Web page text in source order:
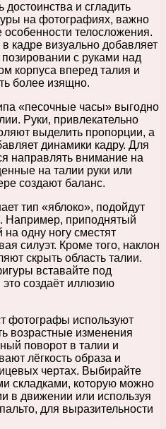
достоинства и сгладить
на фотографиях, важно
телосложения.
кадре визуально добавляет
с руками над
корпуса вперед талия и
более изящно.
«песочные часы» выгодно
Руки, привлекательно
выделить пропорции, а
динамики кадру. Для
направлять внимание на
на талии руки или
создают баланс.
тип «яблоко», подойдут
Например, приподнятый
одну ногу сместят
силуэт. Кроме того, наклон
скрыть область талии.
вставайте под
создаёт иллюзию
фотографы используют
возрастные изменения
поворот в талии и
лёгкость образа и
чертах. Выбирайте
складками, которую можно
в движении или используя
для выразительности